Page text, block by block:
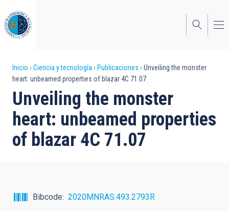
al
contenido
principal
Sobrescribir
enlaces
de
ayuda
a
Inicio Ciencia y tecnología Publicaciones
Unveiling the monster
heart: unbeamed properties of blazar 4C 71.07
Unveiling the monster
heart: unbeamed properties
of blazar 4C 71.07
Bibcode
2020MNRAS.493.2793R